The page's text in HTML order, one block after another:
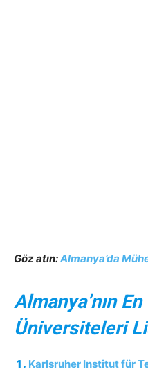
Göz atın:Almanya’da
Almanya’nın
Üniversiteleri
Karlsruher Institut für